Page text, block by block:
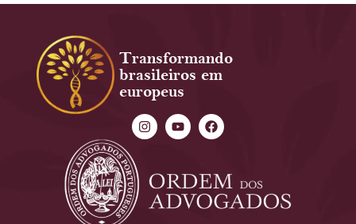
Transformando
brasileiros em
europeus